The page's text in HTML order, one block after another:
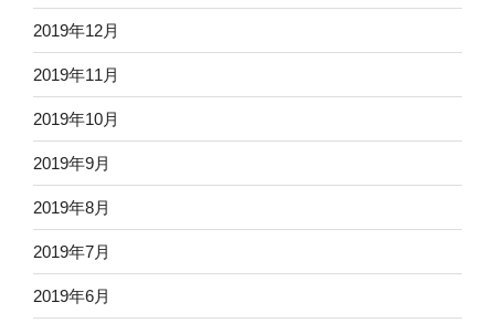
2019年12月
2019年11月
2019年10月
2019年9月
2019年8月
2019年7月
2019年6月